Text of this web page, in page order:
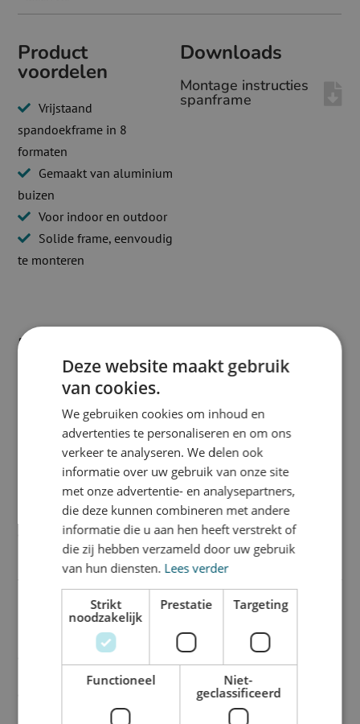
Product
voordelen
Vrijstaand
spandoekframe in 8
formaten
Gemaakt van aluminium
buizen
Voor indoor en outdoor
Solide frame, eenvoudig
te monteren
Beschrijving
Vrijstaand spandoekframe –
stevige oplossing voor
buitenreclame
Met een vrijstaand spandoekframe creëer je eenvoudig een
opvallende reclame-uiting op elke locatie. Ideaal voor gebruik in
weilanden, langs wegen of bij bouw- en renovatieprojecten.
Dankzij de robuuste uitstraling en stevige constructie is dit frame
een veelgekozen oplossing voor tijdelijke en langdurige
buitenreclame.
Sterk, duurzaam en eenvoudig te
monteren
Het frame is gemaakt van 100% gerecycled aluminium
bevestig je het doek eenvoudig in het frame. Hierdoor blijft het
doek ook bij wind strak en goed zichtbaar.
Downloads
Montage instructies
spanframe
Deze website maakt gebruik
van cookies.
We gebruiken cookies om inhoud en
advertenties te personaliseren en om ons
verkeer te analyseren. We delen ook
informatie over uw gebruik van onze site
met onze advertentie- en analysepartners,
die deze kunnen combineren met andere
informatie die u aan hen heeft verstrekt of
die zij hebben verzameld door uw gebruik
van hun diensten. Lees verder
Strikt
noodzakelijk
Prestatie Targeting
Functioneel
Niet-
geclassificeerd